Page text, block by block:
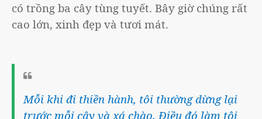
có trồng ba cây tùng tuyết. Bây giờ chúng rất
cao lớn, xinh đẹp và tươi mát.
Mỗi khi đi thiền hành, tôi thường dừng lại
trước mỗi cây và xá chào. Điều đó làm tôi